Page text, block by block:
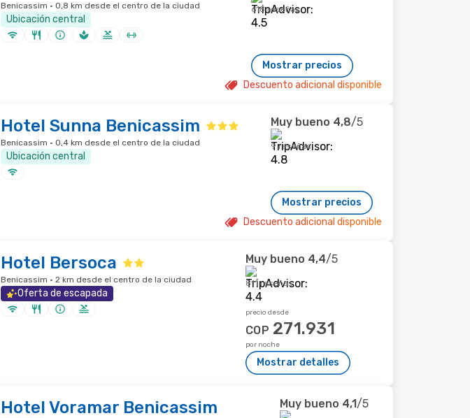
Benicassim · 0,8 km desde el centro de la ciudad
Ubicación central
618 reseñas
Mostrar precios
Descuento adicional disponible
Hotel Sunna Benicassim
Benicassim · 0,4 km desde el centro de la ciudad
Ubicación central
Muy bueno 4,8/5
9 reseñas
Mostrar precios
Descuento adicional disponible
Hotel Bersoca
Benicassim · 2 km desde el centro de la ciudad
Oferta de escapada
Muy bueno 4,4/5
811 reseñas
precio desde
COP 271.931
por noche
Mostrar detalles
Hotel Voramar Benicassim Muy bueno 4,1/5